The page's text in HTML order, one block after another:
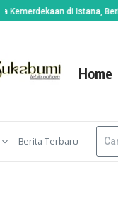
di Istana, Berikut
Home
Berita Terbaru